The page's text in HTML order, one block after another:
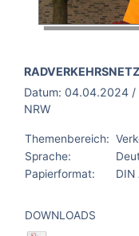
BROSCHÜRE:
Datum: 04.04.2024 /
NRW
Themenbereich:
Sprache:
Papierformat:
DIN
DOWNLOADS